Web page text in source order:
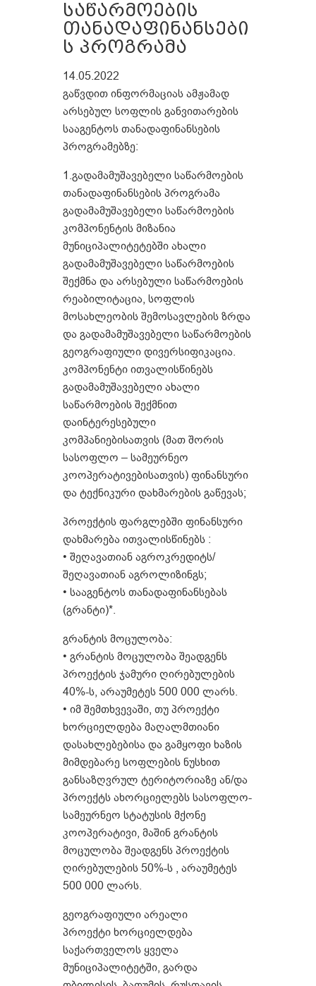
საწარმოების
თანადაფინანსები
ს პროგრამა
14.05.2022
გაწვდით ინფორმაციას ამჟამად
არსებულ სოფლის განვითარების
სააგენტოს თანადაფინანსების
პროგრამებზე:
1.გადამამუშავებელი საწარმოების
თანადაფინანსების პროგრამა
გადამამუშავებელი საწარმოების
კომპონენტის მიზანია
მუნიციპალიტეტებში ახალი
გადამამუშავებელი საწარმოების
შექმნა და არსებული საწარმოების
რეაბილიტაცია, სოფლის
მოსახლეობის შემოსავლების ზრდა
და გადამამუშავებელი საწარმოების
გეოგრაფიული დივერსიფიკაცია.
კომპონენტი ითვალისწინებს
გადამამუშავებელი ახალი
საწარმოების შექმნით
დაინტერესებული
კომპანიებისათვის (მათ შორის
სასოფლო – სამეურნეო
კოოპერატივებისათვის) ფინანსური
და ტექნიკური დახმარების გაწევას;
პროექტის ფარგლებში ფინანსური
დახმარება ითვალისწინებს :
• შეღავათიან აგროკრედიტს/
შეღავათიან აგროლიზინგს;
• სააგენტოს თანადაფინანსებას
(გრანტი)*.
გრანტის მოცულობა:
• გრანტის მოცულობა შეადგენს
პროექტის ჯამური ღირებულების
40%-ს, არაუმეტეს 500 000 ლარს.
• იმ შემთხვევაში, თუ პროექტი
ხორციელდება მაღალმთიანი
დასახლებებისა და გამყოფი ხაზის
მიმდებარე სოფლების ნუსხით
განსაზღვრულ ტერიტორიაზე ან/და
პროექტს ახორციელებს სასოფლო-
სამეურნეო სტატუსის მქონე
კოოპერატივი, მაშინ გრანტის
მოცულობა შეადგენს პროექტის
ღირებულების 50%-ს , არაუმეტეს
500 000 ლარს.
გეოგრაფიული არეალი
პროექტი ხორციელდება
საქართველოს ყველა
მუნიციპალიტეტში, გარდა